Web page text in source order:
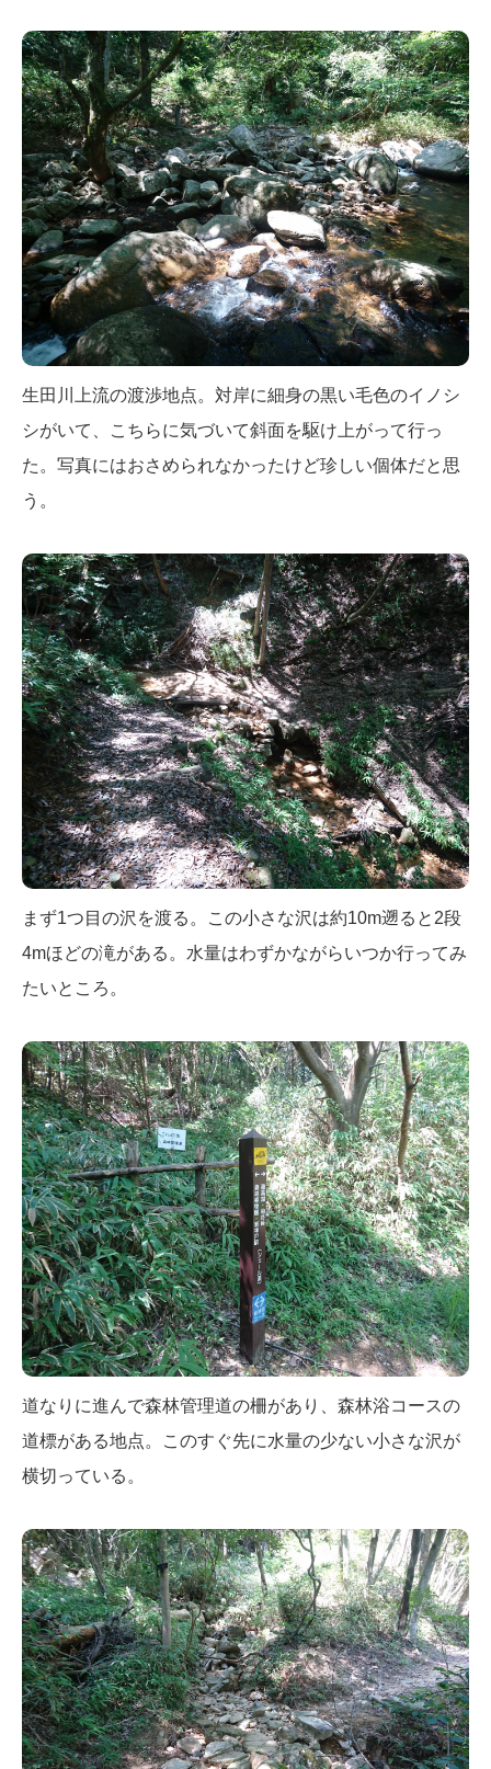
生田川上流の渡渉地点。対岸に細身の黒い毛色のイノシ
シがいて、こちらに気づいて斜面を駆け上がって行っ
た。写真にはおさめられなかったけど珍しい個体だと思
う。
まず1つ目の沢を渡る。この小さな沢は約10m遡ると2段
4mほどの滝がある。水量はわずかながらいつか行ってみ
たいところ。
道なりに進んで森林管理道の柵があり、森林浴コースの
道標がある地点。このすぐ先に水量の少ない小さな沢が
横切っている。